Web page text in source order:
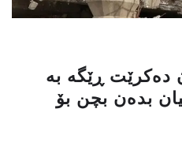
دەکرێت ڕێگە بە
بدەن بچن بۆ